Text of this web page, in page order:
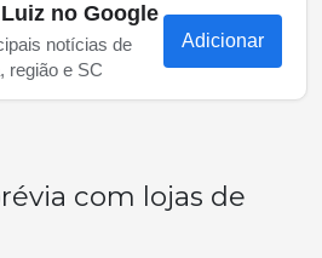
no Google
notícias de
região e SC
Adicionar
com lojas de